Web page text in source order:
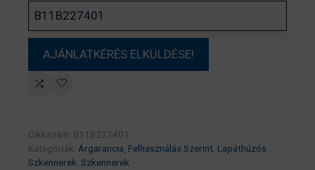
Cikkszám: B11B227401
Kategóriák: Árgarancia, Felhasználás Szerint, Lapáthúzós
Szkennerek, Szkennerek